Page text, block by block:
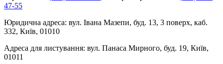
47-55
Юридична адреса: вул. Івана Мазепи, буд. 13, 3 поверх, каб.
332, Київ, 01010
Адреса для листування: вул. Панаса Мирного, буд. 19, Київ,
01011